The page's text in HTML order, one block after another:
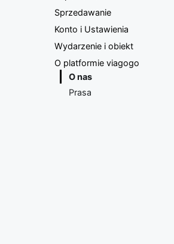
Platforma
sprzedaży
biletów
Sprzedawanie
Konto i Ustawienia
Wydarzenie i obiekt
O platformie viagogo
O nas
Prasa